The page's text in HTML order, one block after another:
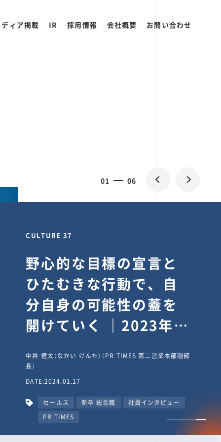
ィア掲載 IR 採用情報 会社概要 お問い合わせ
01 06
CULTURE 37
野心的な目標の宣言と
ひたむきな行動で、自
分自身の可能性の蓋を
開けていく ｜2023年度
タビュー #PR
TIMESな人たち
中井 健太（なかい けんた）（PR TIMES 第二営業本部副部
長）
DATE:2024.01.17
セールス 新卒 総合職
社員インタビュー
PR TIMES